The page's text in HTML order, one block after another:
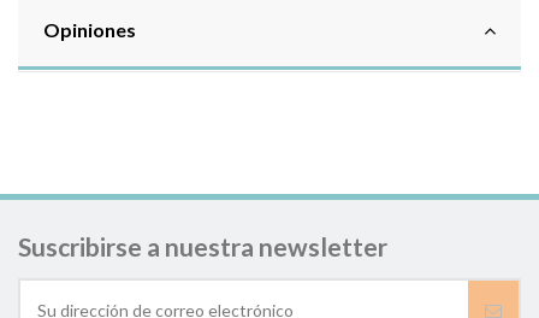
Opiniones
Suscribirse a nuestra newsletter